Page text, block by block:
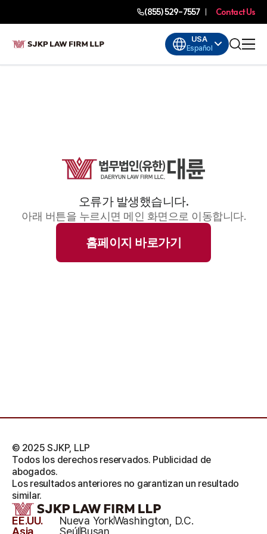
(855) 529-7557 Contact Us
USA
Español
오류가 발생했습니다.
아래 버튼을 누르시면 메인 화면으로 이동합니다.
홈페이지 바로가기
EE.UU. Nueva YorkWashington, D.C.
© 2025 SJKP, LLP
Todos los derechos reservados. Publicidad de
abogados.
Los resultados anteriores no garantizan un resultado
similar.